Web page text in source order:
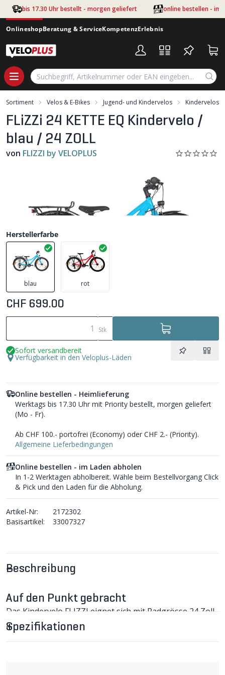
Zum Hauptinhalt springen
bis 17.30 Uhr bestellt - morgen geliefert online bestellen - im
OnlineshopBeratung & ServiceKompetenzErlebnis
Sortiment Velos & E-Bikes Jugend- und Kindervelos Kindervelos
FLiZZi 24 KETTE EQ Kindervelo /
blau / 24 ZOLL
von FLIZZI by VELOPLUS
Beschreibung
Auf den Punkt gebracht
Das Kindervelo FLIZZI eignet sich mit Radgrösse 24 Zoll
für Kinder im Alter ab 6-10 Jahre oder für Körpergrösse
115-140 cm.
Dieses Velo gibt es in den Farben Grün und Blau. Das
Spezifikationen
Herstellerfarbe
blau rot
CHF 699.00
Stk
Sofort versandbereit
Verfügbarkeit in den Veloplus-Läden
Online bestellen - Heimlieferung
Werktags bis 17.30 Uhr mit Priority bestellt, morgen geliefert
(Mo - Fr).
Ab CHF 100.- portofrei (Economy) oder CHF 2.- (Priority).
Allgemeine Lieferbedingungen
Online bestellen - im Laden abholen
In 1-2 Werktagen abholbereit. Wähle beim Bestellvorgang Click
& Pick und den Laden für die Abholung.
Artikel-Nr:
2172302
Basisartikel:
33007327